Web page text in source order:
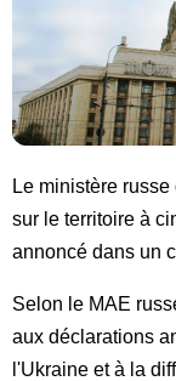
Le ministère
sur le territoire à
annoncé dans un
Selon le MAE
aux déclarations
l'Ukraine et à la